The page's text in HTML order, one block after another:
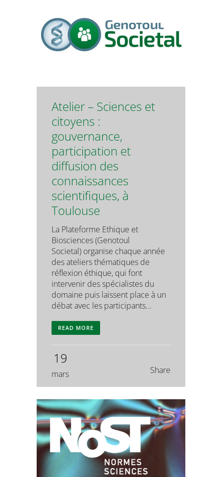
Atelier – Sciences et
citoyens :
gouvernance,
participation et
diffusion des
connaissances
scientifiques, à
Toulouse
La Plateforme Ethique et
Biosciences (Genotoul
Societal) organise chaque année
des ateliers thématiques de
réflexion éthique, qui font
intervenir des spécialistes du
domaine puis laissent place à un
débat avec les participants...
READ MORE
19
mars Share